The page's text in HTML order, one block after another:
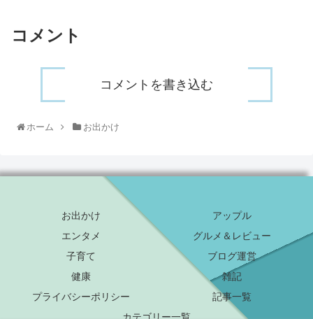
コメント
コメントを書き込む
ホーム お出かけ
お出かけ
アップル
エンタメ
グルメ＆レビュー
子育て
ブログ運営
健康
雑記
プライバシーポリシー
記事一覧